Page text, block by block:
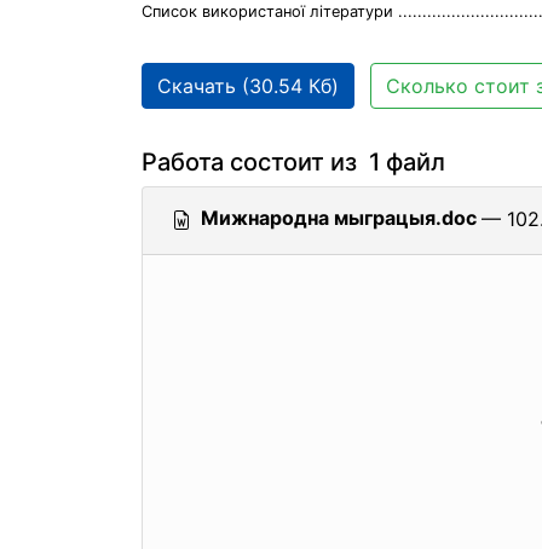
Список використаної літератури
Скачать (30.54 Кб) Сколько стоит
Работа состоит из 1 файл
Мижнародна мыграцыя.doc —